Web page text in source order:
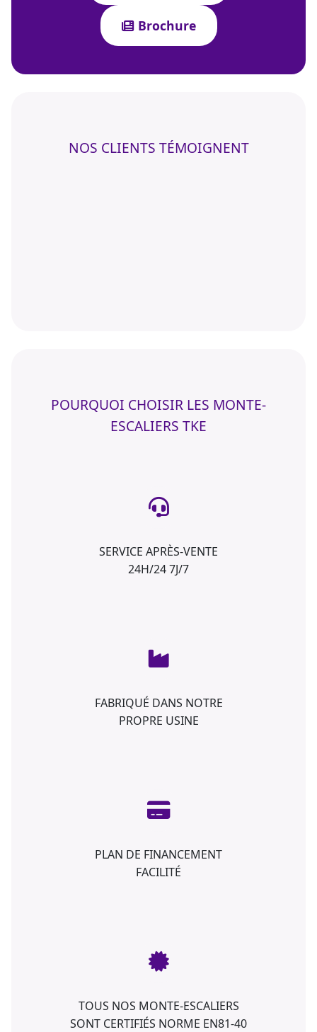
Brochure
NOS CLIENTS TÉMOIGNENT
POURQUOI CHOISIR LES MONTE-
ESCALIERS TKE
SERVICE APRÈS-VENTE
24H/24 7J/7
FABRIQUÉ DANS NOTRE
PROPRE USINE
PLAN DE FINANCEMENT
FACILITÉ
TOUS NOS MONTE-ESCALIERS
SONT CERTIFIÉS NORME EN81-40